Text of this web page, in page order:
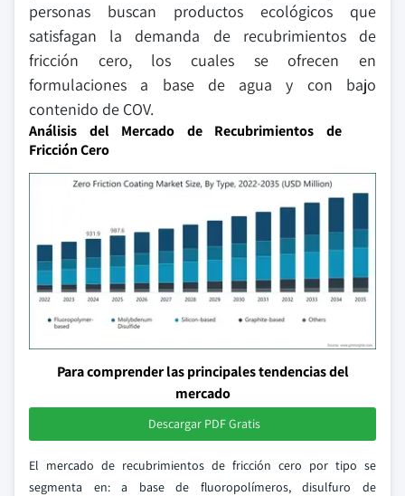
personas buscan productos ecológicos que
satisfagan la demanda de recubrimientos de
fricción cero, los cuales se ofrecen en
formulaciones a base de agua y con bajo
contenido de COV.
Análisis del Mercado de Recubrimientos de
Fricción Cero
Para comprender las principales tendencias del
mercado
Descargar PDF Gratis
El mercado de recubrimientos de fricción cero por tipo se
segmenta en: a base de fluoropolímeros, disulfuro de